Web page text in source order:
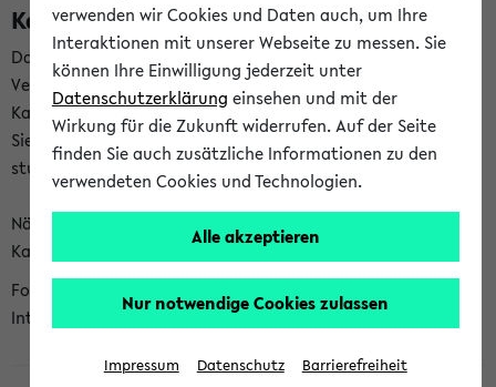
Kalenderintegration
Das eKVV bietet Ihnen die Möglichkeit,
Veranstaltungstermine in eine Vielzahl von
Kalenderanwendungen einzubinden. Auf diese Weise können
Sie einen gemeinsamen Überblick über Ihre privaten und
studienbezogenen Termine erhalten.
Näheres zu Vorteilen und Funktionsweise der
Kalenderintegration können Sie auf unserer
Folgende Kalender bietet Ihnen das eKVV derzeit zur
Integration an:
verwenden wir Cookies und Daten auch, um Ihre
Interaktionen mit unserer Webseite zu messen. Sie
können Ihre Einwilligung jederzeit unter
Datenschutzerklärung einsehen und mit der
Wirkung für die Zukunft widerrufen. Auf der Seite
finden Sie auch zusätzliche Informationen zu den
verwendeten Cookies und Technologien.
Alle akzeptieren
Nur notwendige Cookies zulassen
Impressum Datenschutz Barrierefreiheit